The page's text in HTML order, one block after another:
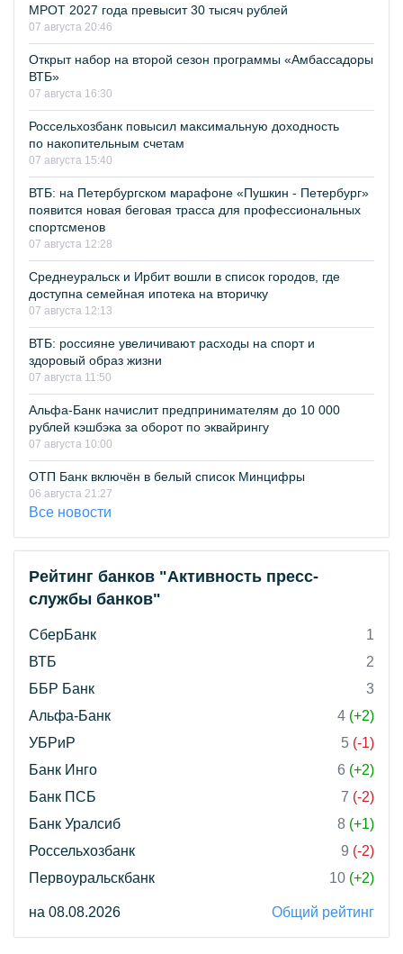
МРОТ 2027 года превысит 30 тысяч рублей
07 августа 20:46
Открыт набор на второй сезон программы «Амбассадоры
ВТБ»
07 августа 16:30
Россельхозбанк повысил максимальную доходность
по накопительным счетам
07 августа 15:40
ВТБ: на Петербургском марафоне «Пушкин - Петербург»
появится новая беговая трасса для профессиональных
спортсменов
07 августа 12:28
Среднеуральск и Ирбит вошли в список городов, где
доступна семейная ипотека на вторичку
07 августа 12:13
ВТБ: россияне увеличивают расходы на спорт и
здоровый образ жизни
07 августа 11:50
Альфа-Банк начислит предпринимателям до 10 000
рублей кэшбэка за оборот по эквайрингу
07 августа 10:00
ОТП Банк включён в белый список Минцифры
06 августа 21:27
Все новости
Рейтинг банков "Активность пресс-
службы банков"
СберБанк
1
ВТБ
2
ББР Банк
3
Альфа-Банк
4 (+2)
УБРиР
5 (-1)
Банк Инго
6 (+2)
Банк ПСБ
7 (-2)
Банк Уралсиб
8 (+1)
Россельхозбанк
9 (-2)
Первоуральскбанк
10 (+2)
на 08.08.2026 Общий рейтинг